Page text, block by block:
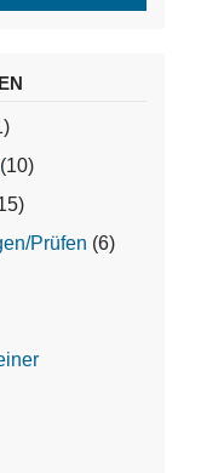
(10)
Prüfen (6)